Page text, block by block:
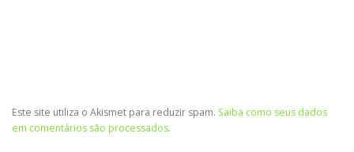
Este site utiliza o Akismet para reduzir spam. Saiba como seus dados
em comentários são processados.